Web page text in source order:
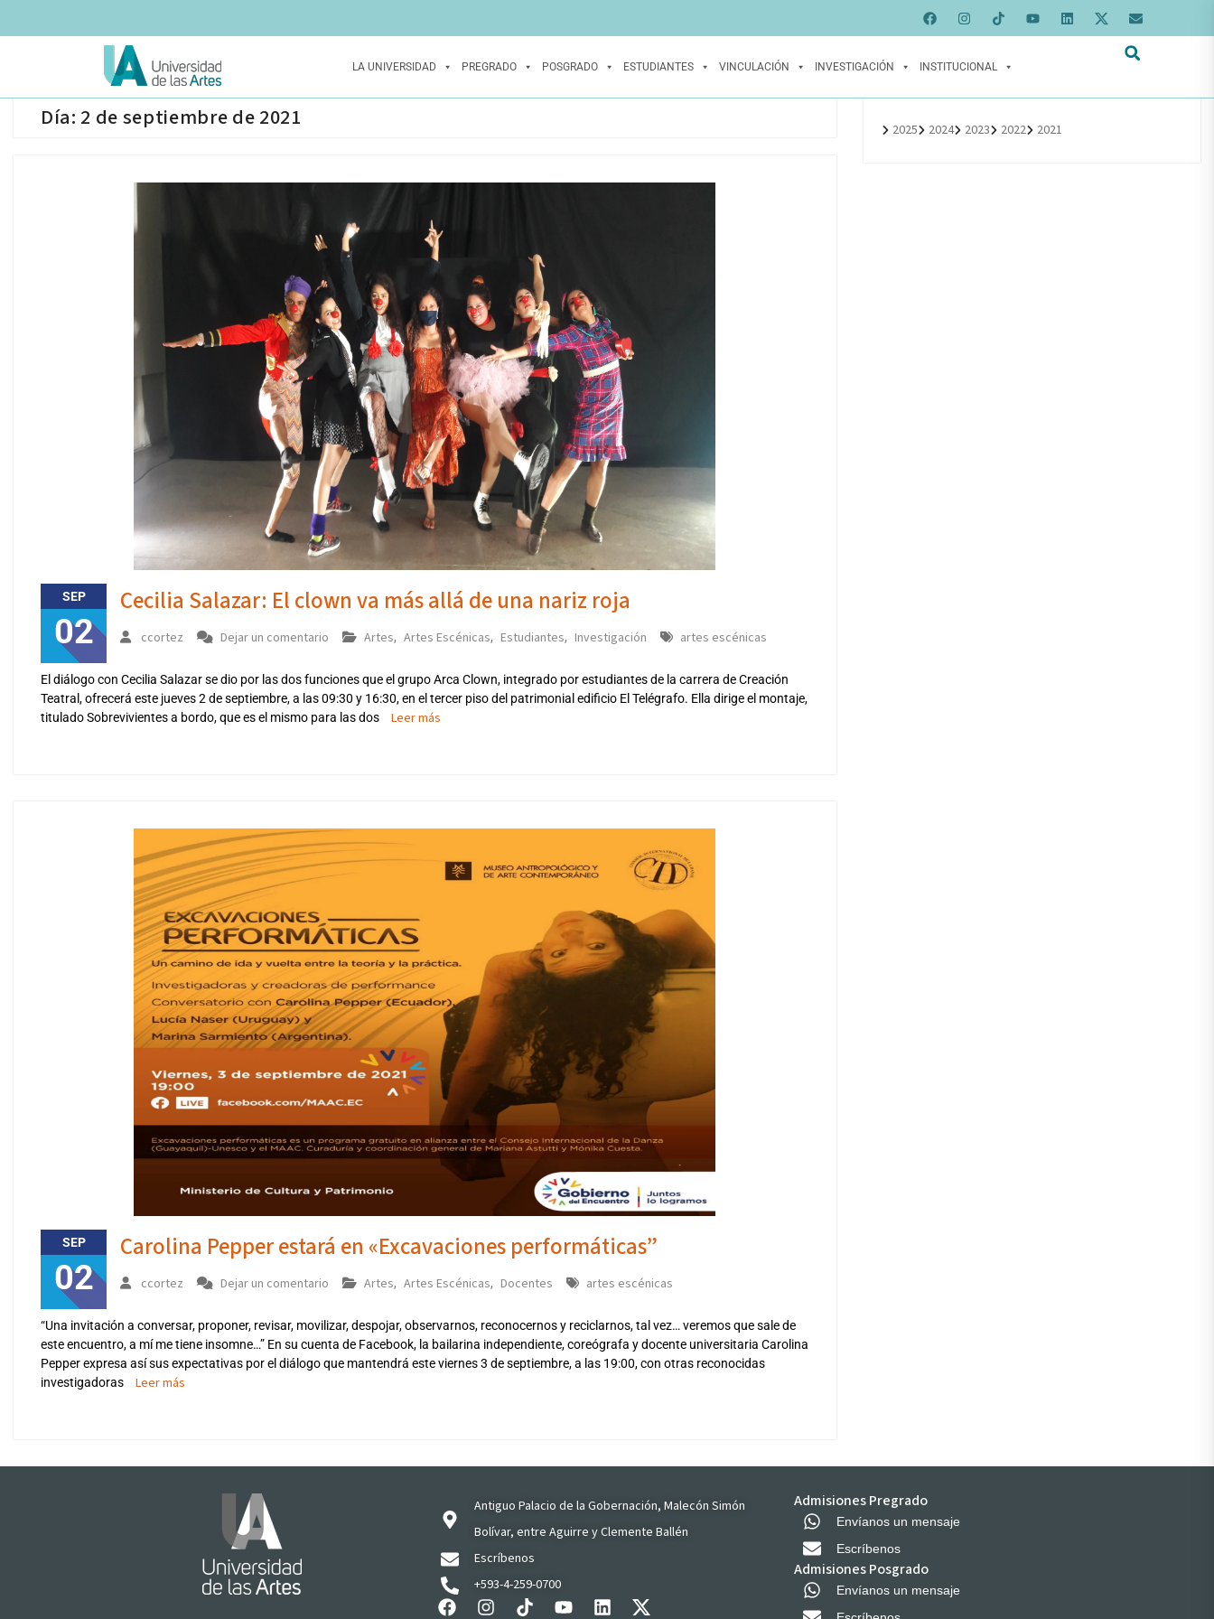
LA UNIVERSIDAD PREGRADO POSGRADO ESTUDIANTES VINCULACIÓN INVESTIGACIÓN INSTITUCIONAL
Día: 2 de septiembre de 2021
SEP
02
Cecilia Salazar: El clown va más allá de una nariz roja
ccortez Dejar un comentario Artes, Artes Escénicas, Estudiantes, Investigación artes escénicas
El diálogo con Cecilia Salazar se dio por las dos funciones que el grupo Arca Clown, integrado por estudiantes de la carrera de Creación
Teatral, ofrecerá este jueves 2 de septiembre, a las 09:30 y 16:30, en el tercer piso del patrimonial edificio El Telégrafo. Ella dirige el montaje,
titulado Sobrevivientes a bordo, que es el mismo para las dos
Leer más
SEP
02
Carolina Pepper estará en «Excavaciones performáticas”
ccortez Dejar un comentario Artes, Artes Escénicas, Docentes artes escénicas
“Una invitación a conversar, proponer, revisar, movilizar, despojar, observarnos, reconocernos y reciclarnos, tal vez… veremos que sale de
este encuentro, a mí me tiene insomne…” En su cuenta de Facebook, la bailarina independiente, coreógrafa y docente universitaria Carolina
Pepper expresa así sus expectativas por el diálogo que mantendrá este viernes 3 de septiembre, a las 19:00, con otras reconocidas
investigadoras
Leer más
2025 2024 2023 2022 2021
Antiguo Palacio de la Gobernación, Malecón Simón
Bolívar, entre Aguirre y Clemente Ballén
Escríbenos
+593-4-259-0700
Admisiones Pregrado
Envíanos un mensaje
Escríbenos
Admisiones Posgrado
Envíanos un mensaje